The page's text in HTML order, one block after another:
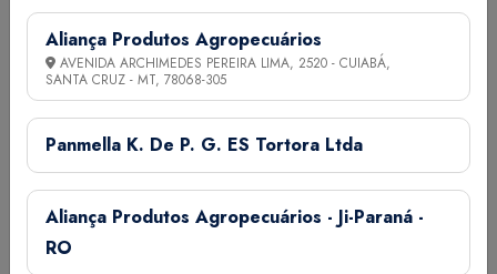
Eritorbato de Sódio , Cloreto de sódio ( sal Comum) , Nitrito
de Sódio,Fosfato Trissódico, Maracujá (0,5%), Extrato de
Valeriana (0,02%), Extrato de Alecrim (0,02%), Extrato de
Melissa(0,02%) Conservante (Propionato de cálcio e sorbato
de potássio, álcool de cereais, á 0,002%) aroma .Eventuais
substitutivos: ácido cítrico, ácido Sórbico
Informações Técnicas
Aliança Produtos Agropecuários
AVENIDA ARCHIMEDES PEREIRA LIMA, 2520 - CUIABÁ,
SANTA CRUZ - MT, 78068-305
Panmella K. De P. G. ES Tortora Ltda
Aliança Produtos Agropecuários - Ji-Paraná -
RO